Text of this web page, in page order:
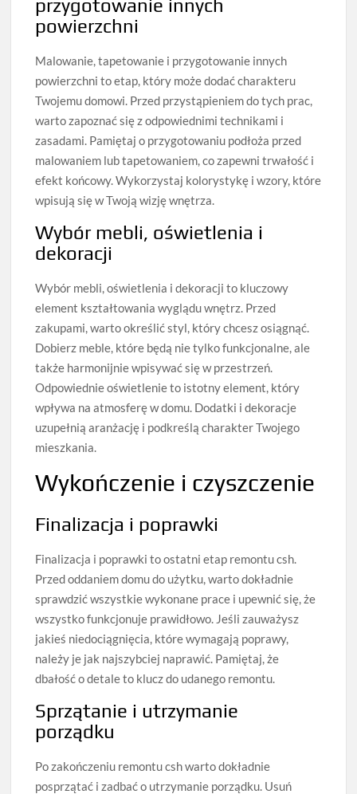
przygotowanie innych
powierzchni
Malowanie, tapetowanie i przygotowanie innych
powierzchni to etap, który może dodać charakteru
Twojemu domowi. Przed przystąpieniem do tych prac,
warto zapoznać się z odpowiednimi technikami i
zasadami. Pamiętaj o przygotowaniu podłoża przed
malowaniem lub tapetowaniem, co zapewni trwałość i
efekt końcowy. Wykorzystaj kolorystykę i wzory, które
wpisują się w Twoją wizję wnętrza.
Wybór mebli, oświetlenia i
dekoracji
Wybór mebli, oświetlenia i dekoracji to kluczowy
element kształtowania wyglądu wnętrz. Przed
zakupami, warto określić styl, który chcesz osiągnąć.
Dobierz meble, które będą nie tylko funkcjonalne, ale
także harmonijnie wpisywać się w przestrzeń.
Odpowiednie oświetlenie to istotny element, który
wpływa na atmosferę w domu. Dodatki i dekoracje
uzupełnią aranżację i podkreślą charakter Twojego
mieszkania.
Wykończenie i czyszczenie
Finalizacja i poprawki
Finalizacja i poprawki to ostatni etap remontu csh.
Przed oddaniem domu do użytku, warto dokładnie
sprawdzić wszystkie wykonane prace i upewnić się, że
wszystko funkcjonuje prawidłowo. Jeśli zauważysz
jakieś niedociągnięcia, które wymagają poprawy,
należy je jak najszybciej naprawić. Pamiętaj, że
dbałość o detale to klucz do udanego remontu.
Sprzątanie i utrzymanie
porządku
Po zakończeniu remontu csh warto dokładnie
posprzątać i zadbać o utrzymanie porządku. Usuń